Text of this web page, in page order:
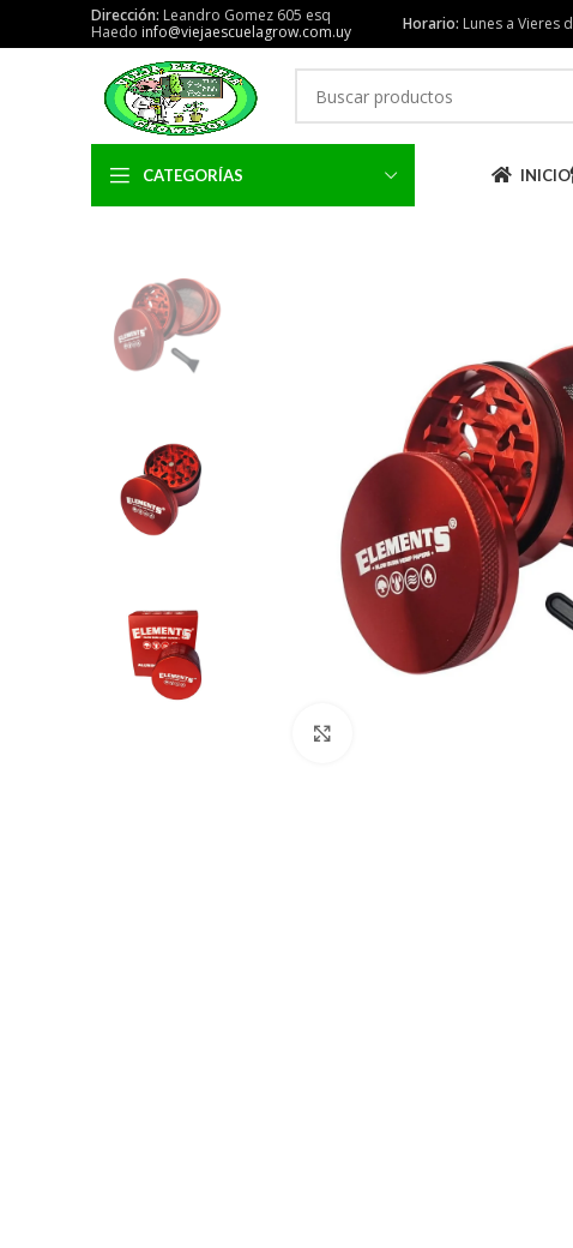
Dirección: Leandro Gomez 605 esq
Haedo info@viejaescuelagrow.com.uy Horario: Lunes a Vieres
CATEGORÍAS INICIO